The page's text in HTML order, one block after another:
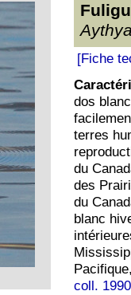
[Fiche
dos
terres
du
des
du
blanc
coll. 1990